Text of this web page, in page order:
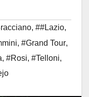
, ##Lazio,
, #Grand Tour,
, #Rosi, #Telloni,